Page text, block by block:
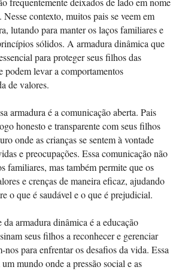
contexto, muitos pais se veem em
lutando para manter os laços familiares e
sólidos. A armadura dinâmica que
para proteger seus filhos das
podem levar a comportamentos
de valores.
armadura é a comunicação aberta. Pais
honesto e transparente com seus filhos
onde as crianças se sentem à vontade
e preocupações. Essa comunicação não
familiares, mas também permite que os
e crenças de maneira eficaz, ajudando
o que é saudável e o que é prejudicial.
armadura dinâmica é a educação
seus filhos a reconhecer e gerenciar
nos para enfrentar os desafios da vida. Essa
mundo onde a pressão social e as